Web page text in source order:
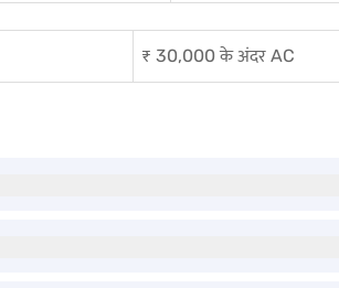
₹ 30,000 के अंदर AC